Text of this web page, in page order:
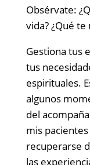
Obsérvate:
vida? ¿Qué te
Gestiona tus
tus
espirituales.
algunos
del
mis
recuperarse
las